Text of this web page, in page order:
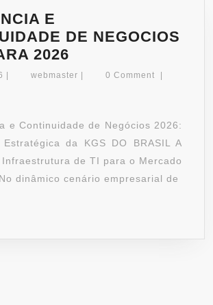
E
DE NEGOCIOS
2026
E
NEGOCIOS
EM
TI
PARA
31/03/2026webmaster webmaster0 Comment
e Continuidade de Negócios 2026:
da KGS DO BRASIL A
Infraestrutura de TI para o Mercado
dinâmico cenário empresarial de